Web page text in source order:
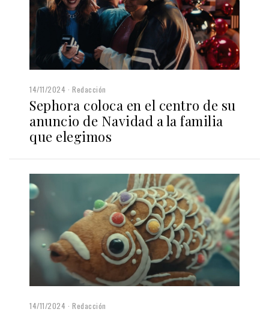
14/11/2024 Redacción
Sephora coloca en el centro de su
anuncio de Navidad a la familia
que elegimos
14/11/2024 Redacción